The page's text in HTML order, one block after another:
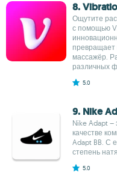
8.
Ощутите
с помощью
превращает
массажёр.
различных
5.0
9. Nike
Nike Adapt –
качестве
Adapt BB. С
степень
5.0